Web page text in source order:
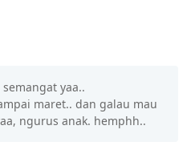
yaa..
maret.. dan galau mau
ngurus anak. hemphh..